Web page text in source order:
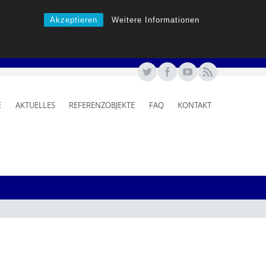
Akzeptieren Weitere Informationen
AKTUELLES REFERENZOBJEKTE FAQ KONTAKT